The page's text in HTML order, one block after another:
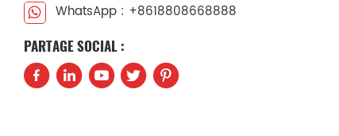
WhatsApp : +8618808668888
PARTAGE SOCIAL :